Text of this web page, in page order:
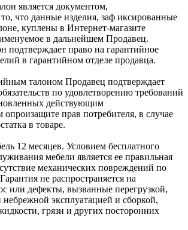
является документом,
что данные изделия, заф иксированные
куплены в Интернет-магазите
в дальнейшем Продавец.
подтверждает право на гарантийное
в гарантийном отделе продавца.
талоном Продавец подтверждает
по удовлетворению требований
действующим
опроизащите прав потребителя, в случае
в товаре.
12 месяцев. Условием бесплатного
мебели является ее правильная
механических повреждений по
не распространяется на
или дефекты, вызванные перегрузкой,
эксплуатацией и сборкой,
грязи и других посторонних